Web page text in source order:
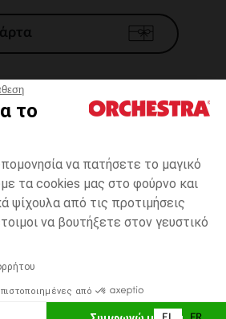
το
να πατήσετε το μαγικό
τα cookies μας στο φούρνο και
ψίχουλα από τις προτιμήσεις
να βουτήξετε στον γευστικό
από
one
πληρωμής με
ΣΤΟ ΚΑΛΆΘΙ
'Οροι Πώλησης
προσφορες
δεδομένα
των cookies
μη συμμορφούμενη
κωδικά δεοντολογίας και στο σύστημα
Ομοσπονδίας Ηλεκτρονικού Εμπορίου.